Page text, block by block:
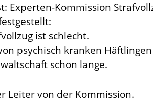
Experten-Kommission
ist schlecht.
psychisch kranken
schon lange.
Leiter von der Kommission.